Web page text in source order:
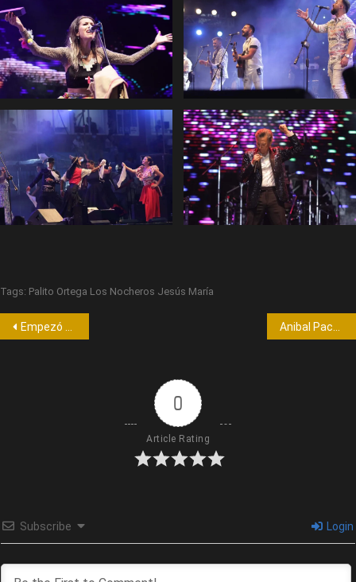
Tags: Palito Ortega Los Nocheros Jesús María
Empezó el Festival de Doma y Folclore de Jesús María
0
Article Rating
Subscribe Login